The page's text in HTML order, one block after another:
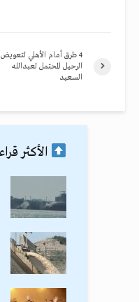
4 طرق أمام الأهلي لتعويض
الرحيل المحتمل لعبدالله
السعيد
الأكثر